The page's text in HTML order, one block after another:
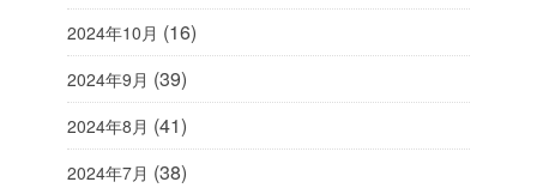
2024年10月 (16)
2024年9月 (39)
2024年8月 (41)
2024年7月 (38)